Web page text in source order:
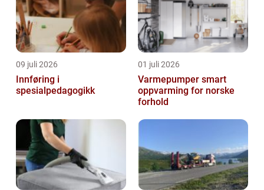
09 juli 2026
Innføring i
spesialpedagogikk
01 juli 2026
Varmepumper smart
oppvarming for norske
forhold